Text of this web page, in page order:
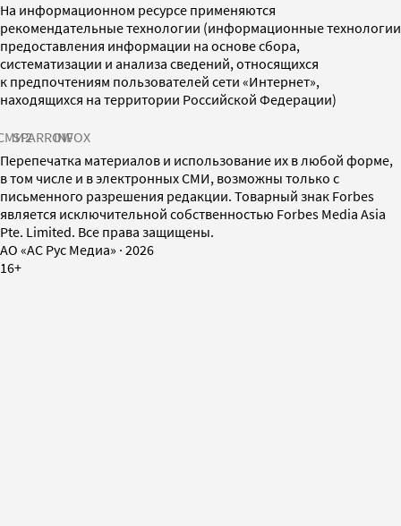
На информационном ресурсе применяются
рекомендательные технологии (информационные технологии
предоставления информации на основе сбора,
систематизации и анализа сведений, относящихся
к предпочтениям пользователей сети «Интернет»,
находящихся на территории Российской Федерации)
SPARROWINFOX
Перепечатка материалов и использование их в любой форме,
в том числе и в электронных СМИ, возможны только с
письменного разрешения редакции. Товарный знак Forbes
является исключительной собственностью Forbes Media Asia
Pte. Limited. Все права защищены.
AO «АС Рус Медиа» · 2026
16+